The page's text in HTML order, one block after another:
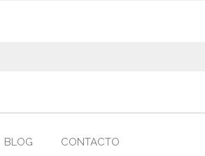
BLOG CONTACTO